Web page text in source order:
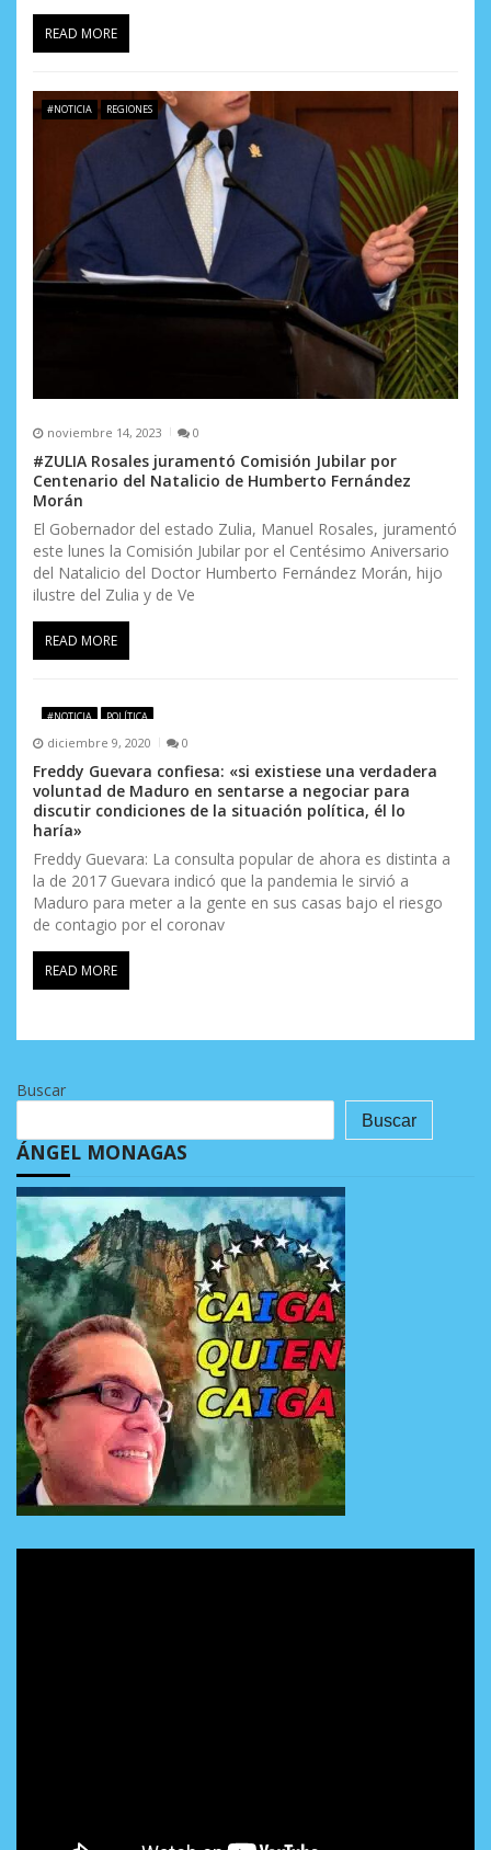
READ MORE
#NOTICIA REGIONES
noviembre 14, 2023 0
#ZULIA Rosales juramentó Comisión Jubilar por
Centenario del Natalicio de Humberto Fernández
Morán
El Gobernador del estado Zulia, Manuel Rosales, juramentó
este lunes la Comisión Jubilar por el Centésimo Aniversario
del Natalicio del Doctor Humberto Fernández Morán, hijo
ilustre del Zulia y de Ve
READ MORE
#NOTICIA POLÍTICA
diciembre 9, 2020 0
Freddy Guevara confiesa: «si existiese una verdadera
voluntad de Maduro en sentarse a negociar para
discutir condiciones de la situación política, él lo
haría»
Freddy Guevara: La consulta popular de ahora es distinta a
la de 2017 Guevara indicó que la pandemia le sirvió a
Maduro para meter a la gente en sus casas bajo el riesgo
de contagio por el coronav
READ MORE
Buscar
Buscar
ÁNGEL MONAGAS